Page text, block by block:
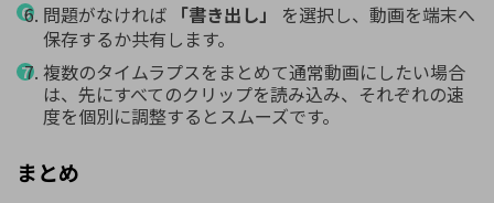
問題がなければ 「書き出し」
を選択し、動画を端末へ
保存するか共有します。
複数のタイムラプスをまとめて通常動画にしたい場合
は、先にすべてのクリップを読み込み、それぞれの速
度を個別に調整するとスムーズです。
まとめ